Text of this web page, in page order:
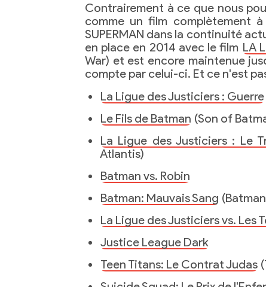
Contrairement à ce que nous
comme un film complètement
SUPERMAN dans la continuité
en place en 2014 avec le film LA
War) et est encore maintenue
compte par celui-ci. Et ce n'est
La Ligue des Justiciers : Guerre
Le Fils de Batman (Son of
La Ligue des Justiciers : Le
Atlantis)
Batman vs. Robin
Batman: Mauvais Sang
La Ligue des Justiciers vs. Les
Justice League Dark
Teen Titans: Le Contrat Judas